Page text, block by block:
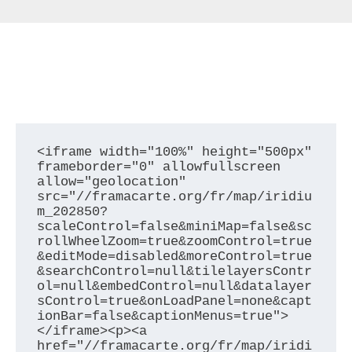
<iframe width="100%" height="500px"
frameborder="0" allowfullscreen
allow="geolocation"
src="//framacarte.org/fr/map/iridiu
m_202850?
scaleControl=false&miniMap=false&sc
rollWheelZoom=true&zoomControl=true
&editMode=disabled&moreControl=true
&searchControl=null&tilelayersContr
ol=null&embedControl=null&datalayer
sControl=true&onLoadPanel=none&capt
ionBar=false&captionMenus=true">
</iframe><p><a
href="//framacarte.org/fr/map/iridi